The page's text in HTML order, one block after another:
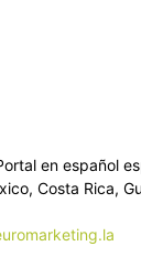
en español
Costa Rica,